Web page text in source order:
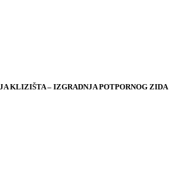
KLIZIŠTA – IZGRADNJA POTPORNOG ZIDA